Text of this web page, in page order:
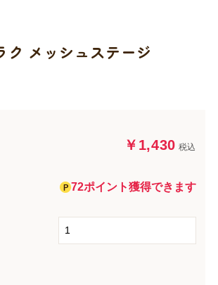
ク メッシュステージ
￥1,430 税込
72ポイント獲得できます